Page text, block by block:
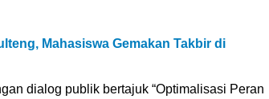
Mahasiswa Gemakan Takbir di
dialog publik bertajuk “Optimalisasi Peran